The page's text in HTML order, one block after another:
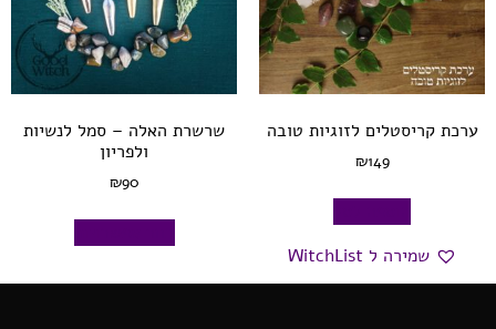
ערכת קריסטלים לזוגיות טובה
₪149
שמירה ל WitchList
שרשרת האלה – סמל לנשיות
ולפריון
₪90